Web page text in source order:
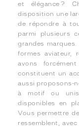
et élégance ?
disposition une
de répondre à
parmi plusieurs
grandes
formes aviateur,
avons
constituent un
aussi proposons-
à motif ou
disponibles en
Vous permettre
ressemblent,